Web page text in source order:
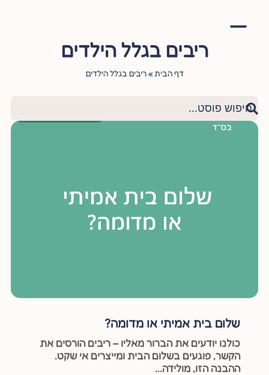
ריבים בגלל הילדים
דף הבית »ריבים בגלל הילדים
שלום בית אמיתי או מדומה?
כולנו יודעים את הברור מאליו – ריבים הורסים את
הקשר, פוגעים בשלום הבית ומייצרים אי שקט.
ההבנה הזו, מולידה...